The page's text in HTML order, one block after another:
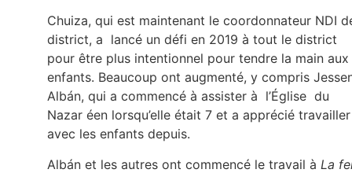
Chuiza, qui est maintenant le coordonnateur NDI
district, a lancé un défi en 2019 à tout le district
pour être plus intentionnel pour tendre la main aux
enfants. Beaucoup ont augmenté, y compris
Albán, qui a commencé à assister à l’Église du
Nazar éen lorsqu’elle était 7 et a apprécié travailler
avec les enfants depuis.
Albán et les autres ont commencé le travail à La